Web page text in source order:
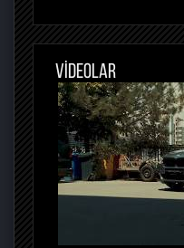
VİDEOLAR